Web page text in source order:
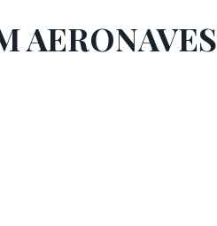
AERONAVES